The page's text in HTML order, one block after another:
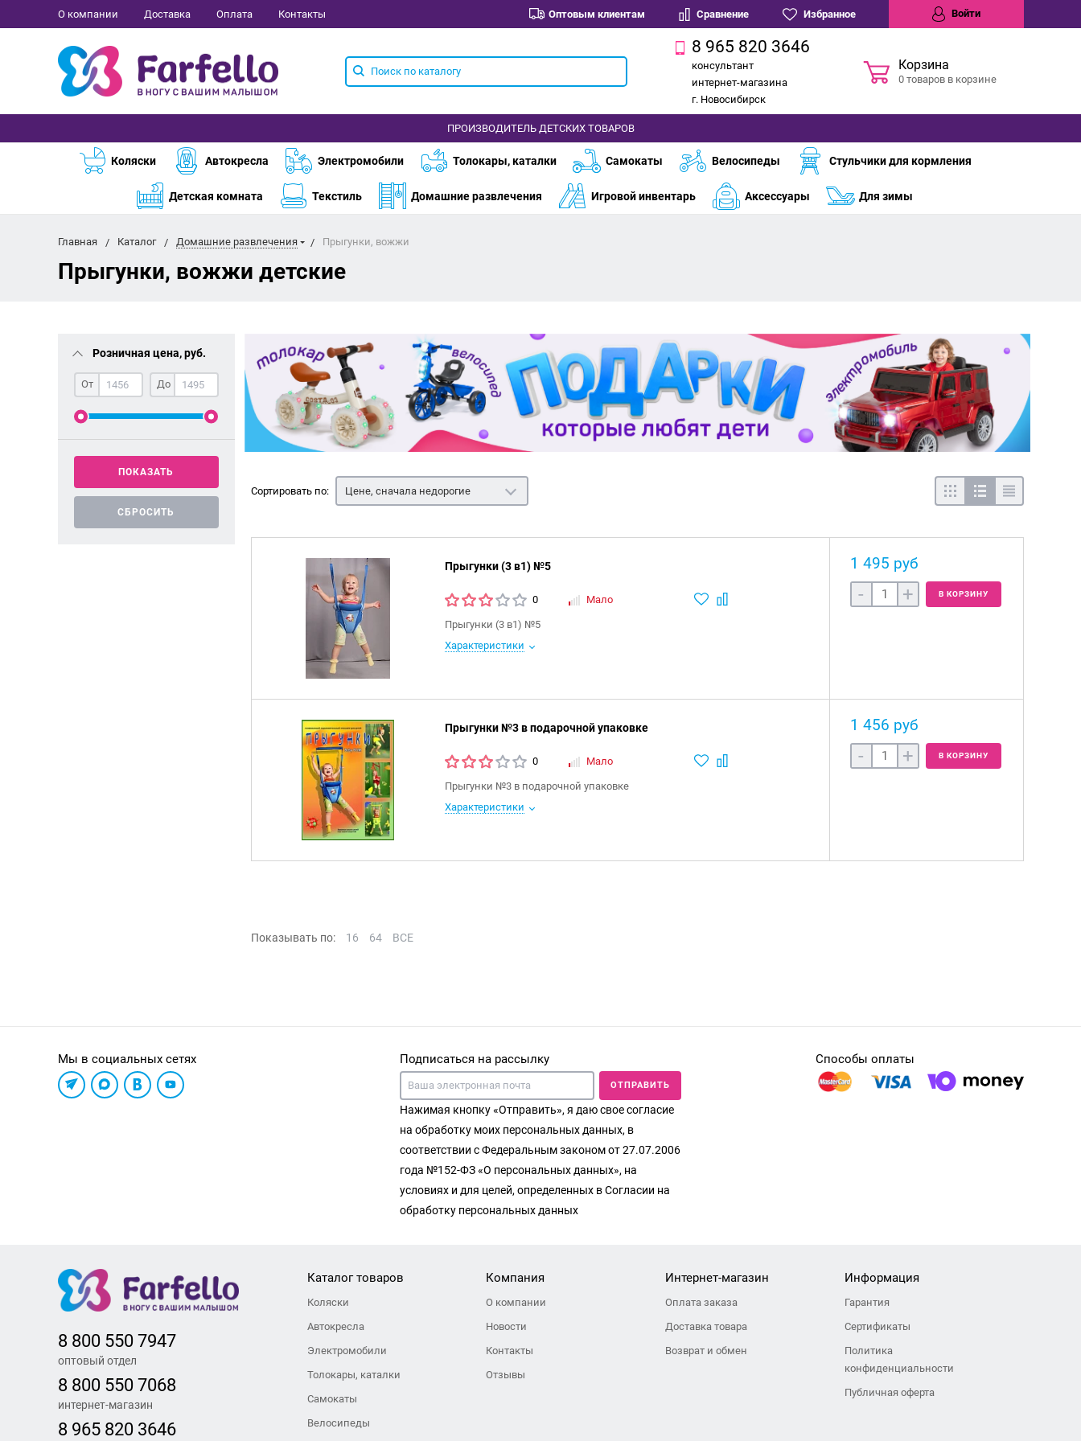
О компании Доставка Оплата Контакты Оптовым клиентам Сравнение Избранное Войти
8 965 820 3646
консультант
интернет-магазина
г. Новосибирск
Корзина
0 товаров в корзине
ПРОИЗВОДИТЕЛЬ ДЕТСКИХ ТОВАРОВ
Коляски Автокресла Электромобили Толокары, каталки Самокаты Велосипеды Стульчики для кормления
Детская комната Текстиль Домашние развлечения Игровой инвентарь Аксессуары Для зимы
Главная Каталог Домашние развлечения Прыгунки, вожжи
Прыгунки, вожжи детские
Розничная цена, руб.
От До
Сортировать по: Цене, сначала недорогие
Прыгунки (3 в1) №5
0 Мало
Прыгунки (3 в1) №5
Характеристики
1 495 руб
- + В КОРЗИНУ
Прыгунки №3 в подарочной упаковке
0 Мало
Прыгунки №3 в подарочной упаковке
Характеристики
1 456 руб
- + В КОРЗИНУ
Показывать по: 16 64 ВСЕ
Мы в социальных сетях Подписаться на рассылку
ОТПРАВИТЬ
Нажимая кнопку «Отправить», я даю свое согласие
на обработку моих персональных данных, в
соответствии с Федеральным законом от 27.07.2006
года №152-ФЗ «О персональных данных», на
условиях и для целей, определенных в Согласии на
обработку персональных данных
Способы оплаты
8 800 550 7947
оптовый отдел
8 800 550 7068
интернет-магазин
8 965 820 3646
Каталог товаров
Коляски
Автокресла
Электромобили
Толокары, каталки
Самокаты
Велосипеды
Компания
О компании
Новости
Контакты
Отзывы
Интернет-магазин
Оплата заказа
Доставка товара
Возврат и обмен
Информация
Гарантия
Сертификаты
Политика
конфиденциальности
Публичная оферта